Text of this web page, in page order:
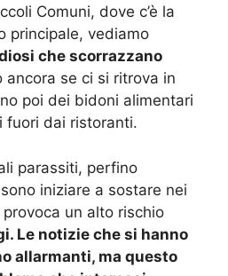
Comuni, dove c’è la
principale, vediamo
che scorrazzano
ancora se ci si ritrova in
poi dei bidoni alimentari
fuori dai ristoranti.
parassiti, perfino
iniziare a sostare nei
un alto rischio
Le notizie che si hanno
allarmanti, ma questo